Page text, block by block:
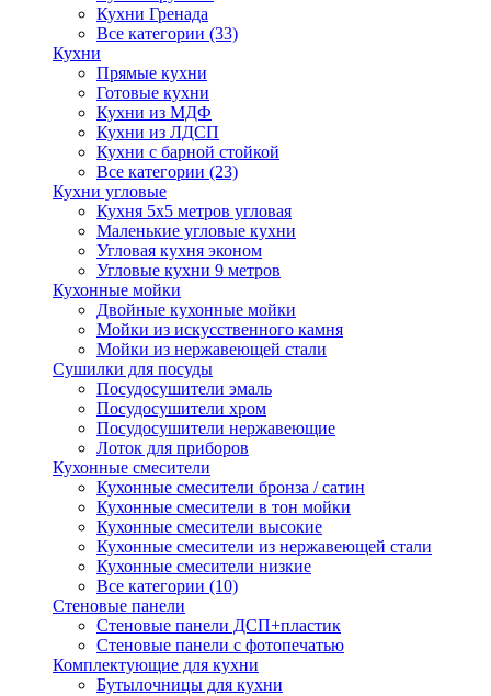
Кухни Гренада
Все категории (33)
Кухни
Прямые кухни
Готовые кухни
Кухни из МДФ
Кухни из ЛДСП
Кухни с барной стойкой
Все категории (23)
Кухни угловые
Кухня 5х5 метров угловая
Маленькие угловые кухни
Угловая кухня эконом
Угловые кухни 9 метров
Кухонные мойки
Двойные кухонные мойки
Мойки из искусственного камня
Мойки из нержавеющей стали
Сушилки для посуды
Посудосушители эмаль
Посудосушители хром
Посудосушители нержавеющие
Лоток для приборов
Кухонные смесители
Кухонные смесители бронза / сатин
Кухонные смесители в тон мойки
Кухонные смесители высокие
Кухонные смесители из нержавеющей стали
Кухонные смесители низкие
Все категории (10)
Стеновые панели
Стеновые панели ДСП+пластик
Стеновые панели с фотопечатью
Комплектующие для кухни
Бутылочницы для кухни